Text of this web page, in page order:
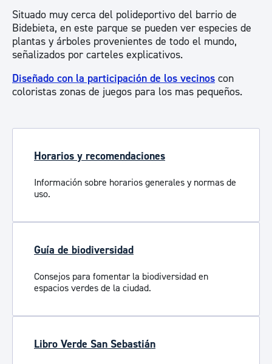
Situado muy cerca del polideportivo del barrio de
Bidebieta, en este parque se pueden ver especies de
plantas y árboles provenientes de todo el mundo,
señalizados por carteles explicativos.
Diseñado con la participación de los vecinos con
coloristas zonas de juegos para los mas pequeños.
Horarios y recomendaciones
Información sobre horarios generales y normas de
uso.
Guía de biodiversidad
Consejos para fomentar la biodiversidad en
espacios verdes de la ciudad.
Libro Verde San Sebastián